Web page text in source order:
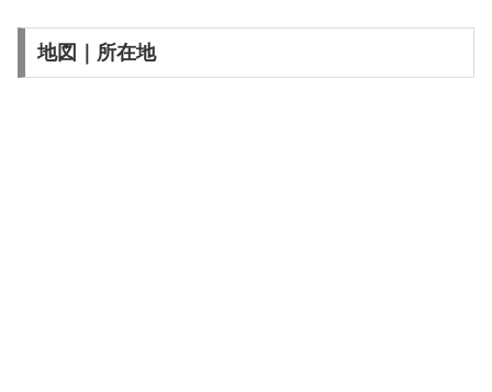
地図｜所在地